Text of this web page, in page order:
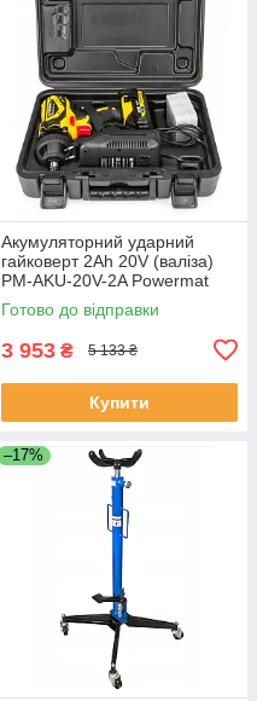
Акумуляторний ударний
гайковерт 2Ah 20V (валіза)
PM-AKU-20V-2A Powermat
PM0678
Готово до відправки
3 953 ₴ 5 133 ₴
Купити
–17%